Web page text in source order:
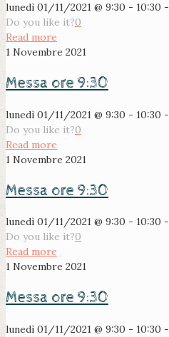
lunedì 01/11/2021 @ 9:30 - 10:30 -
Do you like it?0
Read more
1 Novembre 2021
Messa ore 9:30
lunedì 01/11/2021 @ 9:30 - 10:30 -
Do you like it?0
Read more
1 Novembre 2021
Messa ore 9:30
lunedì 01/11/2021 @ 9:30 - 10:30 -
Do you like it?0
Read more
1 Novembre 2021
Messa ore 9:30
lunedì 01/11/2021 @ 9:30 - 10:30 -